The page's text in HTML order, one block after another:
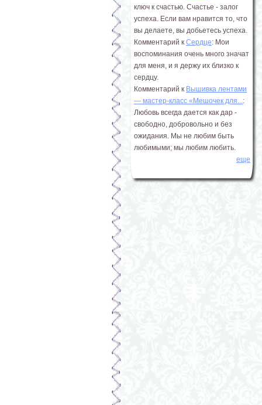
ключ к счастью. Счастье - залог
успеха. Если вам нравится то, что
вы делаете, вы добьетесь успеха.
Комментарий к Сердце: Мои
воспоминания очень много значат
для меня, и я держу их близко к
сердцу.
Комментарий к Вышивка лентами
― мастер-класс «Мешочек для...:
Любовь всегда дается как дар -
свободно, добровольно и без
ожидания. Мы не любим быть
любимыми; мы любим любить.
еще